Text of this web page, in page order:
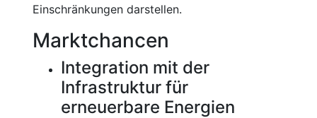
Einschränkungen darstellen.
Marktchancen
Integration mit der
Infrastruktur für
erneuerbare Energien